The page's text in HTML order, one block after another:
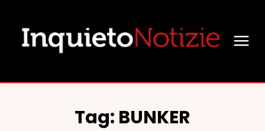
Tag: BUNKER